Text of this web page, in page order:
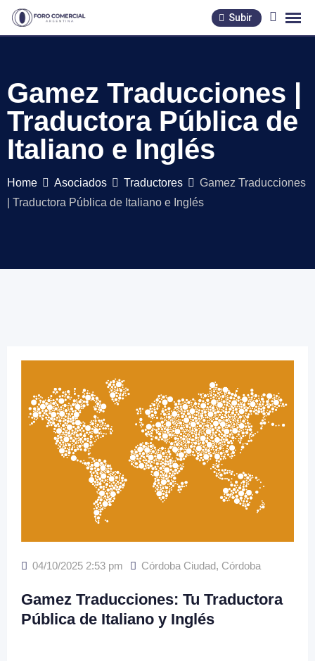
Skip
Subir
Gamez Traducciones |
Traductora Pública de
Italiano e Inglés
Home Asociados Traductores
Gamez Traducciones
| Traductora Pública de Italiano e Inglés
04/10/2025 2:53 pm Córdoba Ciudad, Córdoba
Gamez Traducciones: Tu Traductora
Pública de Italiano y Inglés